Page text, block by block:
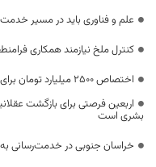
علم و فناوری باید در مسیر خدمت
کنترل ملخ نیازمند همکاری
اختصاص 2500 میلیارد تومان برای توسعه راه‌های دوبانده خراسان جنوبی
اربعین فرصتی برای بازگشت
بشری است
خراسان جنوبی در خدمت‌رسانی